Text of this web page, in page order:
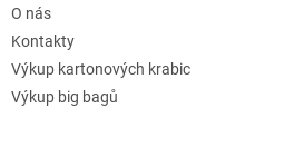
O nás
Kontakty
Výkup kartonových krabic
Výkup big bagů